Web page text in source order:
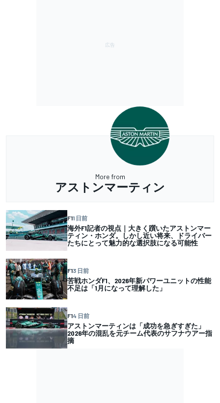
More from
アストンマーティン
F11 日前
海外F1記者の視点｜大きく躓いたアストンマー
ティン・ホンダ。しかし近い将来、ドライバー
たちにとって魅力的な選択肢になる可能性
F13 日前
苦戦ホンダF1、2026年新パワーユニットの性能
不足は「1月になって理解した」
F14 日前
アストンマーティンは「成功を急ぎすぎた」
2026年の混乱を元チーム代表のサフナウアー指
摘